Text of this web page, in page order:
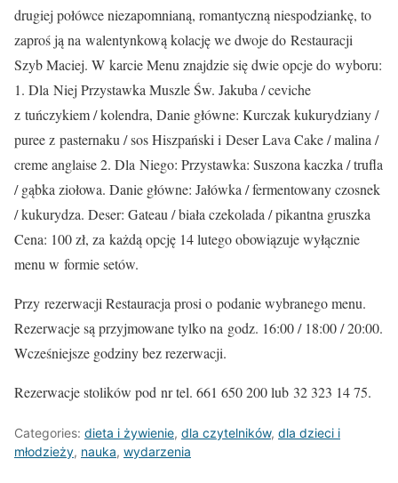
drugiej połówce niezapomnianą, romantyczną niespodziankę, to
zaproś ją na walentynkową kolację we dwoje do Restauracji
Szyb Maciej. W karcie Menu znajdzie się dwie opcje do wyboru:
1. Dla Niej Przystawka Muszle Św. Jakuba / ceviche
z tuńczykiem / kolendra, Danie główne: Kurczak kukurydziany /
puree z pasternaku / sos Hiszpański i Deser Lava Cake / malina /
creme anglaise 2. Dla Niego: Przystawka: Suszona kaczka / trufla
/ gąbka ziołowa. Danie główne: Jałówka / fermentowany czosnek
/ kukurydza. Deser: Gateau / biała czekolada / pikantna gruszka
Cena: 100 zł, za każdą opcję 14 lutego obowiązuje wyłącznie
menu w formie setów.
Przy rezerwacji Restauracja prosi o podanie wybranego menu.
Rezerwacje są przyjmowane tylko na godz. 16:00 / 18:00 / 20:00.
Wcześniejsze godziny bez rezerwacji.
Rezerwacje stolików pod nr tel. 661 650 200 lub 32 323 14 75.
Categories: dieta i żywienie, dla czytelników, dla dzieci i
młodzieży, nauka, wydarzenia